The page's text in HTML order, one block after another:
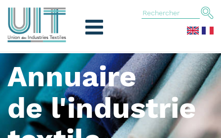
Annuaire
de l'industrie